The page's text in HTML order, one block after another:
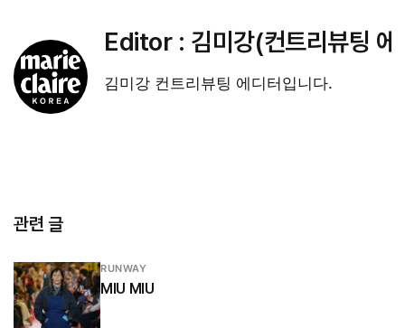
Editor : 김미강(컨트리뷰팅
김미강 컨트리뷰팅 에디터입니다.
관련 글
RUNWAY
MIU MIU